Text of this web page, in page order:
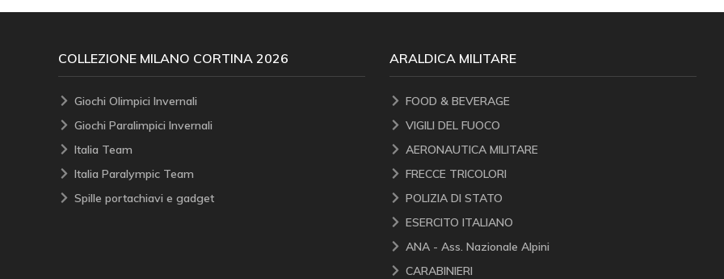
COLLEZIONE MILANO CORTINA 2026
Giochi Olimpici Invernali
Giochi Paralimpici Invernali
Italia Team
Italia Paralympic Team
Spille portachiavi e gadget
ARALDICA MILITARE
FOOD & BEVERAGE
VIGILI DEL FUOCO
AERONAUTICA MILITARE
FRECCE TRICOLORI
POLIZIA DI STATO
ESERCITO ITALIANO
ANA - Ass. Nazionale Alpini
CARABINIERI